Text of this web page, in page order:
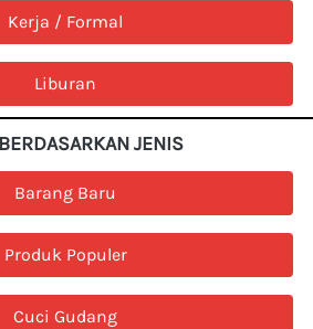
`Kerja / Formal
`Liburan
JENIS
`Barang Baru
`Produk Populer
`
Cuci Gudang